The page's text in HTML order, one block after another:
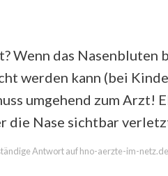
Wenn das Nasenbluten
werden kann (bei
umgehend zum Arzt!
die Nase sichtbar
Antwort auf hno-aerzte-im-